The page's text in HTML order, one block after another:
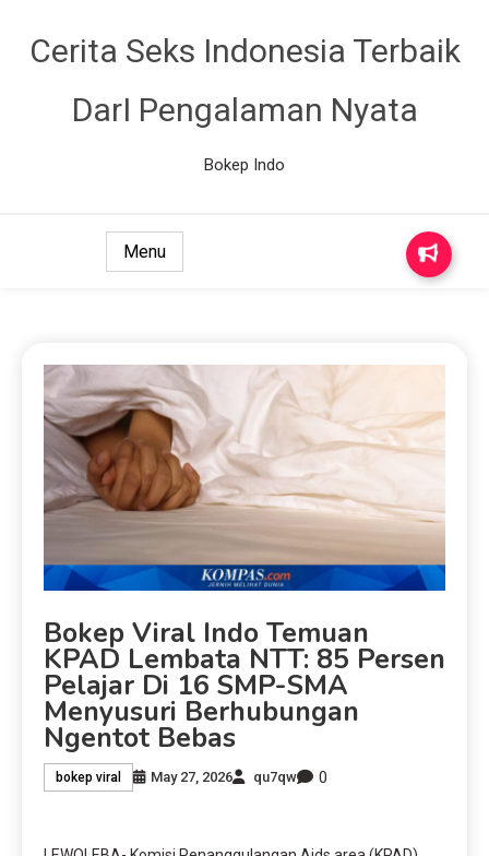
Cerita Seks Indonesia Terbaik
DarI Pengalaman Nyata
Bokep Indo
Menu
Bokep Viral Indo Temuan
KPAD Lembata NTT: 85 Persen
Pelajar Di 16 SMP-SMA
Menyusuri Berhubungan
Ngentot Bebas
bokep viral May 27, 2026 qu7qw 0